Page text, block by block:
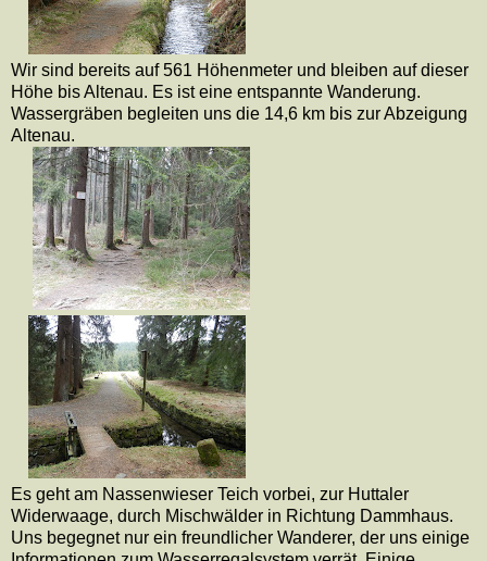
Wir sind bereits auf 561 Höhenmeter und bleiben auf dieser
Höhe bis Altenau. Es ist eine entspannte Wanderung.
Wassergräben begleiten uns die 14,6 km bis zur Abzeigung
Altenau.
Es geht am Nassenwieser Teich vorbei, zur Huttaler
Widerwaage, durch Mischwälder in Richtung Dammhaus.
Uns begegnet nur ein freundlicher Wanderer, der uns einige